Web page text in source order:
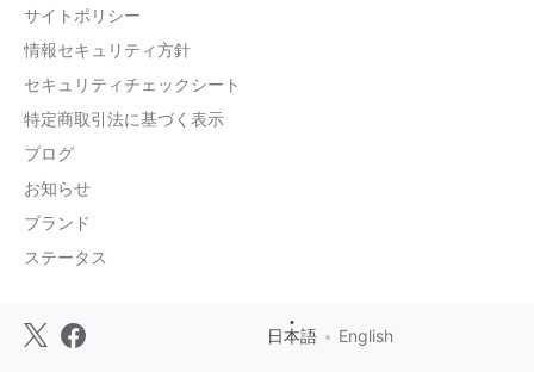
サイトポリシー
情報セキュリティ方針
セキュリティチェックシート
特定商取引法に基づく表示
ブログ
お知らせ
ブランド
ステータス
日本語 English